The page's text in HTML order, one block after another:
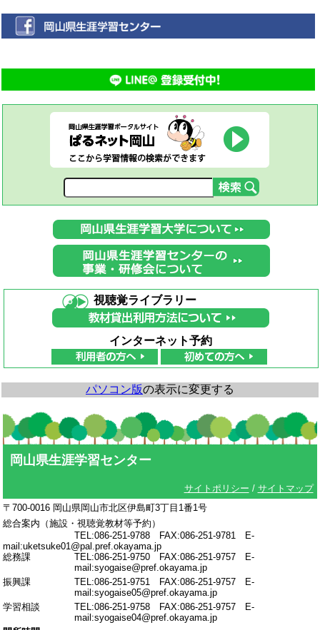
視聴覚ライブラリー
インターネット予約
パソコン版の表示に変更する
岡山県生涯学習センター
サイトポリシー / サイトマップ
〒700-0016 岡山県岡山市北区伊島町3丁目1番1号
総合案内（施設・視聴覚教材等予約）
TEL:086-251-9788 FAX:086-251-9781 E-
mail:uketsuke01@pal.pref.okayama.jp
総務課
TEL:086-251-9750 FAX:086-251-9757 E-
mail:syogaise@pref.okayama.jp
振興課
TEL:086-251-9751 FAX:086-251-9757 E-
mail:syogaise05@pref.okayama.jp
学習相談
TEL:086-251-9758 FAX:086-251-9757 E-
mail:syogaise04@pref.okayama.jp